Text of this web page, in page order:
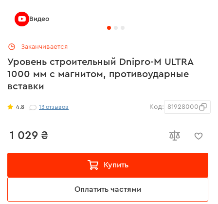
Уровень строительный Dnipro-M ULTRA
1000 мм с магнитом, противоударные
вставки
4.8 13отзывов Код: 81928000
1 029 ₴
Купить
Оплатить частями
Заканчивается
Видео